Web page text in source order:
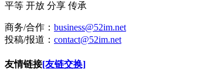
平等 开放 分享 传承
商务/合作： business@52im.net
投稿/报道： contact@52im.net
友情链接[友链交换]